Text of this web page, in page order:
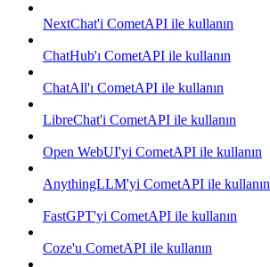
NextChat'i CometAPI ile kullanın
ChatHub'ı CometAPI ile kullanın
ChatAll'ı CometAPI ile kullanın
LibreChat'i CometAPI ile kullanın
Open WebUI'yi CometAPI ile kullanın
AnythingLLM'yi CometAPI ile kullanın
FastGPT'yi CometAPI ile kullanın
Coze'u CometAPI ile kullanın